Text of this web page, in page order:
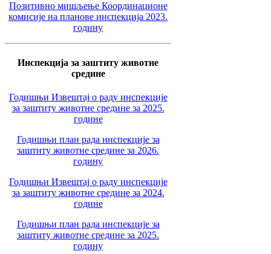
Позитивно мишљење Координационе
комисије на планове инспекција 2023.
годину
Инспекција за заштиту животне
средине
Годишњи Извештај о раду инспекције
за заштиту животне средине за 2025.
године
Годишњи план рада инспекције за
заштиту животне средине за 2026.
годину
Годишњи Извештај о раду инспекције
за заштиту животне средине за 2024.
године
Годишњи план рада инспекције за
заштиту животне средине за 2025.
годину